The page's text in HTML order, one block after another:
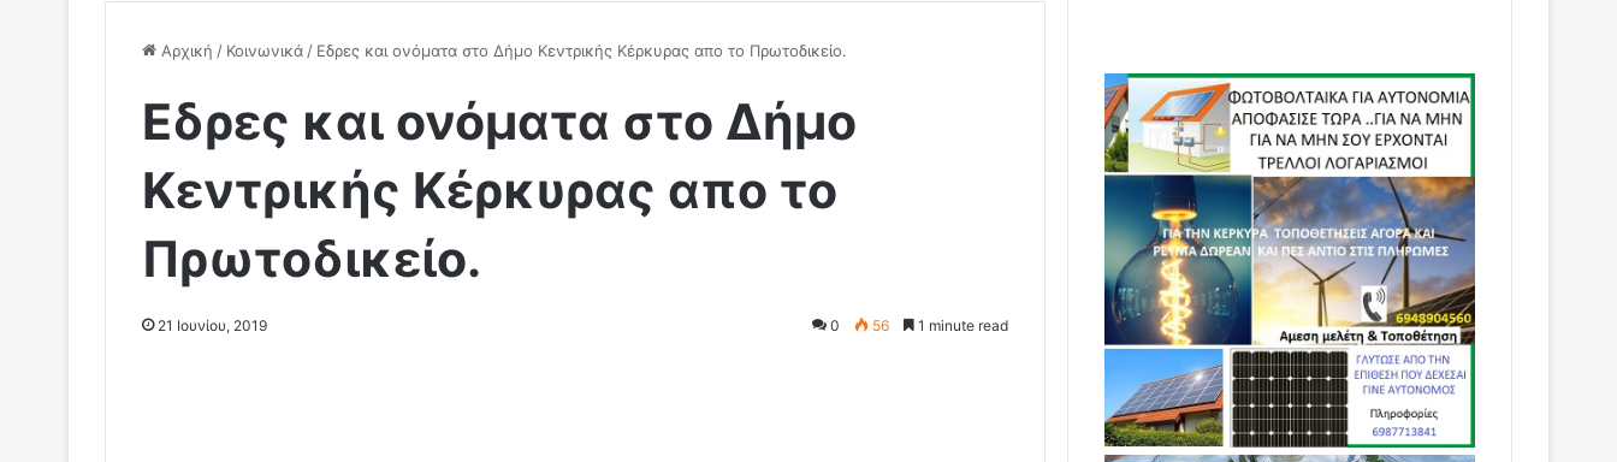
Αρχική / Κοινωνικά / Εδρες και ονόματα στο Δήμο Κεντρικής Κέρκυρας απο το Πρωτοδικείο.
Εδρες και ονόματα στο Δήμο
Κεντρικής Κέρκυρας απο το
Πρωτοδικείο.
21 Ιουνίου, 2019 0 56 1 minute read